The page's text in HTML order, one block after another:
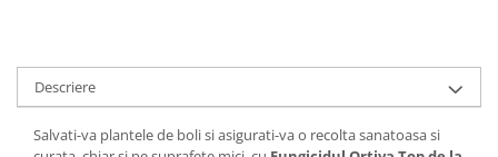
Ingrasaminte plante - CUTIE / KG
Ingrasaminte plante - FLORI
Descriere
Salvati-va plantele de boli si asigurati-va o recolta sanatoasa si